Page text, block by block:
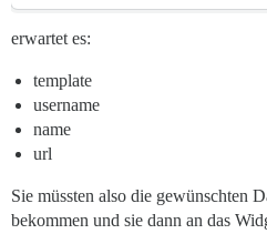
erwartet es:
template
username
name
url
Sie müssten also die gewünschten
bekommen und sie dann an das